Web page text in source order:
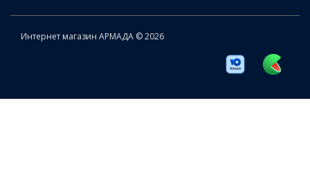
Интернет магазин АРМАДА © 2026